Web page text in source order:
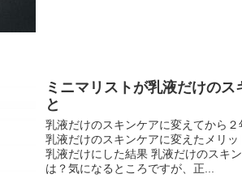
ミニマリストが乳液だけの
と
乳液だけのスキンケアに変えてから
乳液だけのスキンケアに変えたメリ
乳液だけにした結果 乳液だけのスキ
は？気になるところですが、正...